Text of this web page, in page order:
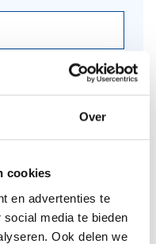
Over
cookies
en advertenties te
media te bieden
Ook delen we